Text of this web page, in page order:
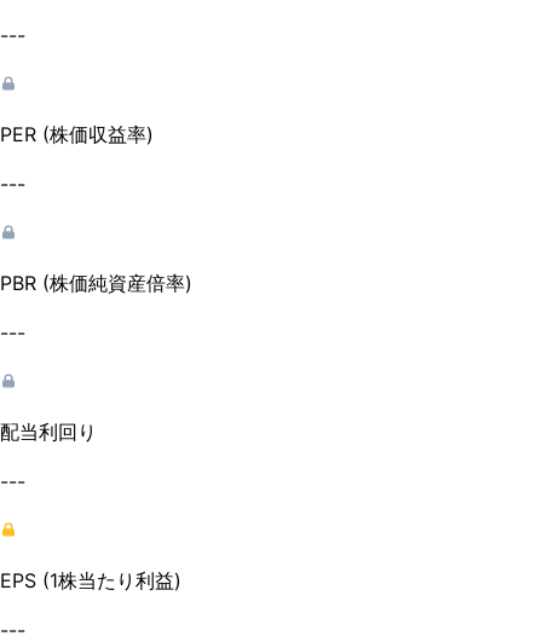
---
PER (株価収益率)
---
PBR (株価純資産倍率)
---
配当利回り
---
EPS (1株当たり利益)
---